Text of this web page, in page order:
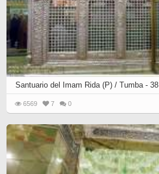
Santuario del Imam Rida (P) / Tumba - 38
6569 7 0